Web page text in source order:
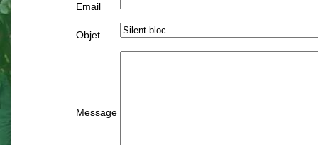
Email
Objet
Message